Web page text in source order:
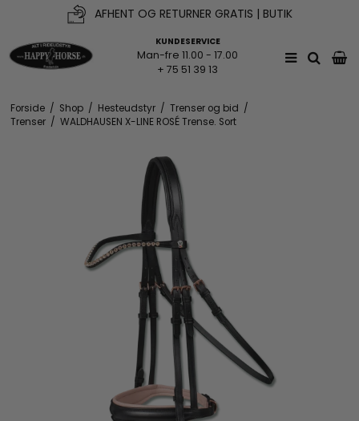
AFHENT OG RETURNER GRATIS | BUTIK
KUNDESERVICE
Man-fre 11.00 - 17.00
+ 75 51 39 13
Forside / Shop / Hesteudstyr / Trenser og bid /
Trenser / WALDHAUSEN X-LINE ROSÉ Trense. Sort